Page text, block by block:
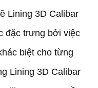
Lining 3D Calibar
đặc trưng bởi việc
biệt cho từng
Lining 3D Calibar